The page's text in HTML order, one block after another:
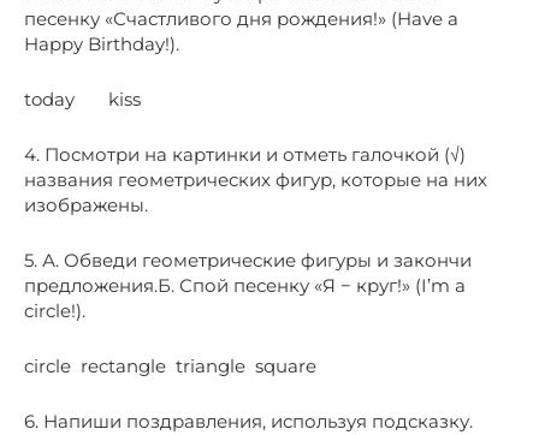
песенку «Счастливого дня рождения!» (Have a
Happy Birthday!).
today kiss
4. Посмотри на картинки и отметь галочкой (√)
названия геометрических фигур, которые на них
изображены.
5. А. Обведи геометрические фигуры и закончи
предложения.Б. Спой песенку «Я − круг!» (I’m a
circle!).
circle rectangle triangle square
6. Напиши поздравления, используя подсказку.